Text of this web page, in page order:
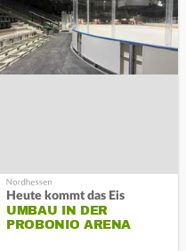
Heute kommt das Eis
UMBAU IN DER
PROBONIO ARENA